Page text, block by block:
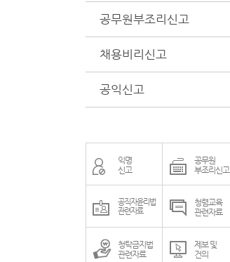
공무원부조리신고
채용비리신고
공익신고
익명
신고
공무원
부조리신고
공직자윤리법
관련자료
청렴교육
관련자료
청탁금지법
관련자료
제보 및
건의